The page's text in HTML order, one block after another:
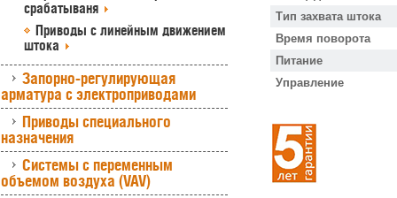
срабатываня
Приводы с линейным движением
штока
Запорно-регулирующая
арматура с электроприводами
Приводы специального
назначения
Системы с переменным
объемом воздуха (VAV)
Тип захвата штока
Время поворота
Питание
Управление